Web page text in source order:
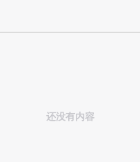
还没有内容